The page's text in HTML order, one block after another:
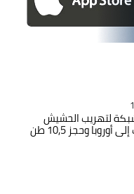
الحشيش
10,5 طن